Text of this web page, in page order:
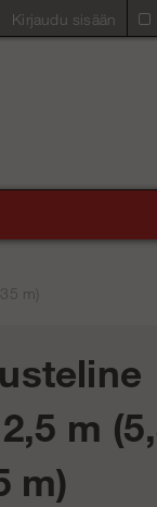
Kirjaudu sisään
m)
m
m)